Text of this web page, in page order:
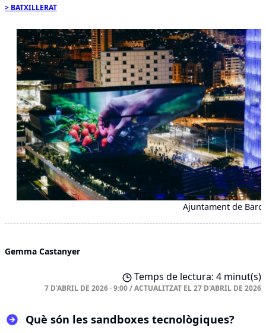
BATXILLERAT
Ajuntament de
Gemma Castanyer
Temps de lectura: 4 minut(s)
7 D'ABRIL DE 2026 · 9:00/ACTUALITZAT EL27 D'ABRIL DE 2026
Què són les sandboxes tecnològiques?